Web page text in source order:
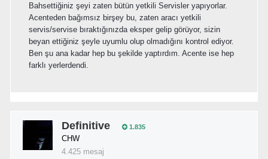
Bahsettiğiniz şeyi zaten bütün yetkili Servisler yapıyorlar.
Acenteden bağımsız birşey bu, zaten aracı yetkili
servis/servise bıraktığınızda eksper gelip görüyor, sizin
beyan ettiğiniz şeyle uyumlu olup olmadığını kontrol ediyor.
Ben şu ana kadar hep bu şekilde yaptırdım. Acente ise hep
farklı yerlerdendi.
Definitive 1.835
CHW
4.425 mesaj